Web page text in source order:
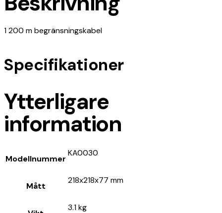
1 200 m begränsningskabel
Specifikationer
Ytterligare
information
Modellnummer
KA0030
Mått
218x218x77 mm
3.1 kg